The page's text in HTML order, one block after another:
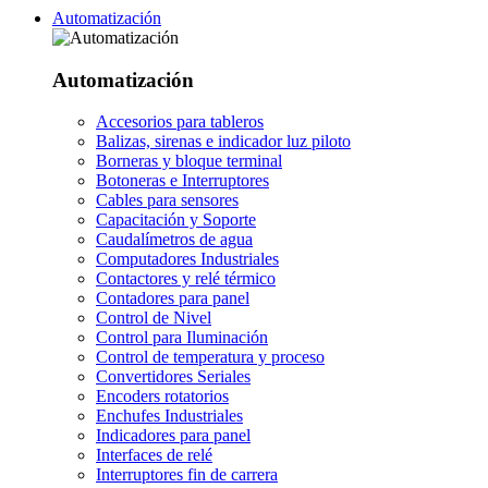
Automatización
Automatización
Accesorios para tableros
Balizas, sirenas e indicador luz piloto
Borneras y bloque terminal
Botoneras e Interruptores
Cables para sensores
Capacitación y Soporte
Caudalímetros de agua
Computadores Industriales
Contactores y relé térmico
Contadores para panel
Control de Nivel
Control para Iluminación
Control de temperatura y proceso
Convertidores Seriales
Encoders rotatorios
Enchufes Industriales
Indicadores para panel
Interfaces de relé
Interruptores fin de carrera